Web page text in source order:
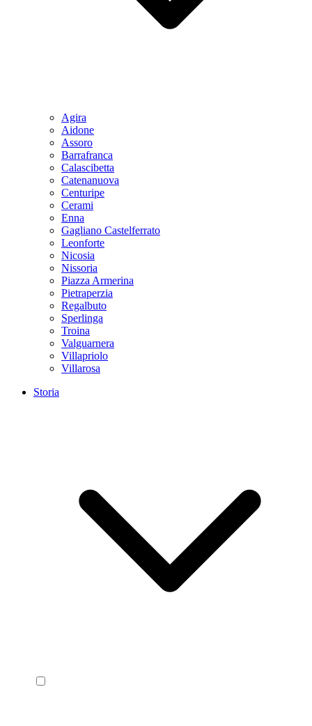
Agira
Aidone
Assoro
Barrafranca
Calascibetta
Catenanuova
Centuripe
Cerami
Enna
Gagliano Castelferrato
Leonforte
Nicosia
Nissoria
Piazza Armerina
Pietraperzia
Regalbuto
Sperlinga
Troina
Valguarnera
Villapriolo
Villarosa
Storia